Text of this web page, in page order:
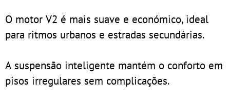
O motor V2 é mais suave e económico, ideal
para ritmos urbanos e estradas secundárias.
A suspensão inteligente mantém o conforto em
pisos irregulares sem complicações.